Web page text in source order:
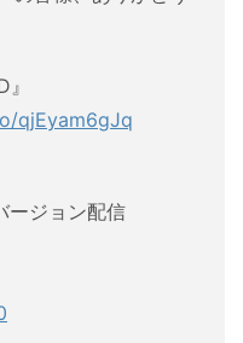
qjEyam6gJq
ージョン配信